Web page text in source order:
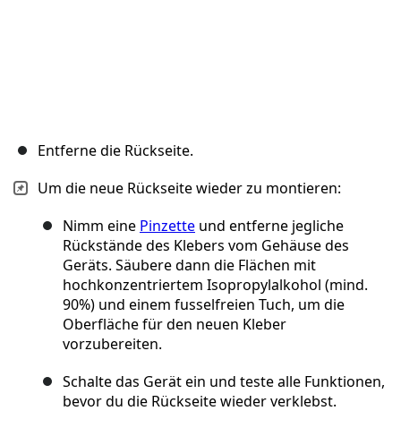
Entferne die Rückseite.
Um die neue Rückseite wieder zu montieren:
Nimm eine Pinzette und entferne jegliche
Rückstände des Klebers vom Gehäuse des
Geräts. Säubere dann die Flächen mit
hochkonzentriertem Isopropylalkohol (mind.
90%) und einem fusselfreien Tuch, um die
Oberfläche für den neuen Kleber
vorzubereiten.
Schalte das Gerät ein und teste alle Funktionen,
bevor du die Rückseite wieder verklebst.